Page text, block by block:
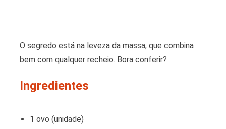
O segredo está na leveza da massa, que combina
bem com qualquer recheio. Bora conferir?
Ingredientes
1 ovo (unidade)